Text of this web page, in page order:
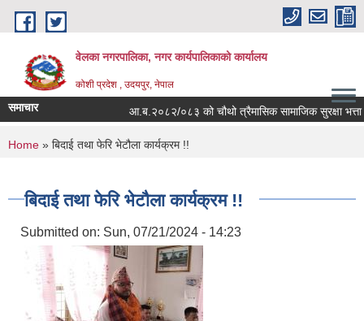
Skip to main content
वेलका नगरपालिका, नगर कार्यपालिकाको कार्यालय
कोशी प्रदेश , उदयपुर, नेपाल
समाचार आ.ब.२०८२/०८३ को चौथो त्रैमासिक सामाजिक सुरक्षा भत्ता
You are here
Home » बिदाई तथा फेरि भेटौला कार्यक्रम !!
बिदाई तथा फेरि भेटौला कार्यक्रम !!
Submitted on: Sun, 07/21/2024 - 14:23